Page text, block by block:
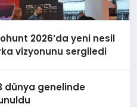
2026’da yeni nesil
vizyonunu sergiledi
dünya genelinde